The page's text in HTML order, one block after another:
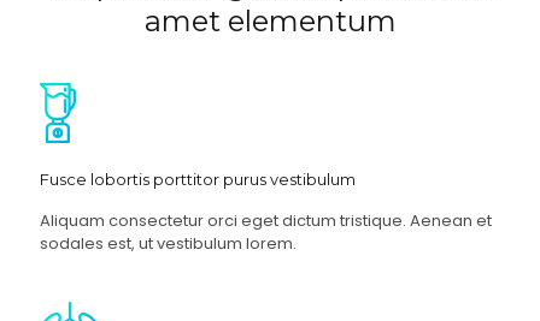
amet elementum
Fusce lobortis porttitor purus vestibulum
Aliquam consectetur orci eget dictum tristique. Aenean et
sodales est, ut vestibulum lorem.